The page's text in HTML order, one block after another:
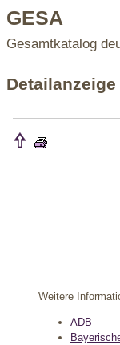
GESA
Gesamtkatalog
Detailanzeige
Weitere
ADB